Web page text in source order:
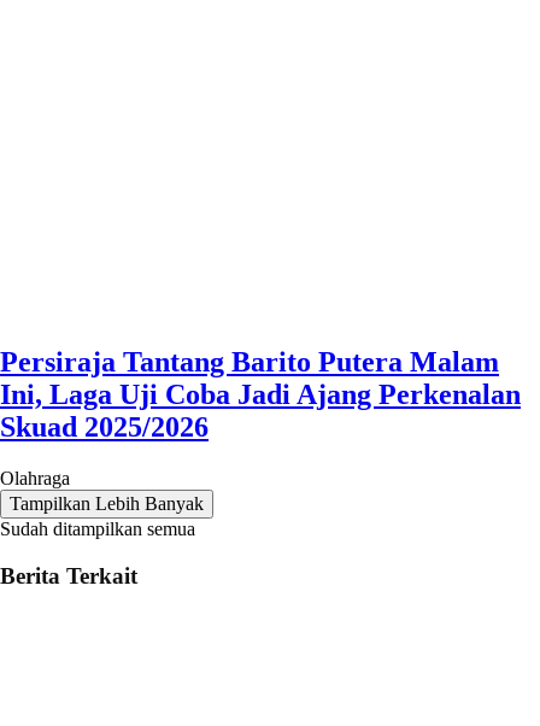
Persiraja Tantang Barito Putera Malam
Ini, Laga Uji Coba Jadi Ajang Perkenalan
Skuad 2025/2026
Olahraga
Tampilkan Lebih Banyak
Sudah ditampilkan semua
Berita Terkait